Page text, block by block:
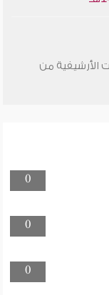
الأرشيفية من
0
0
0